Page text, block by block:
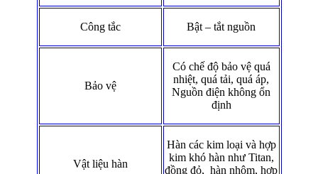
Công tắc Bật – tắt nguồn
Bảo vệ
Có chế độ bảo vệ quá
nhiệt, quá tải, quá áp,
Nguồn điện không ổn
định
Vật liệu hàn
Hàn các kim loại và hợp
kim khó hàn như Titan,
đồng đỏ, hàn nhôm, hợp